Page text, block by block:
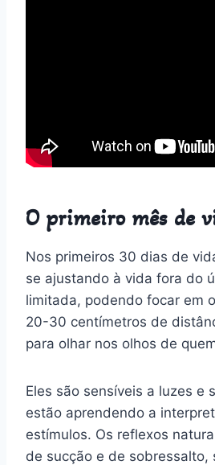
O primeiro mês de
Nos primeiros 30 dias de
se ajustando à vida fora do
limitada, podendo focar em
20-30 centímetros de
para olhar nos olhos de
Eles são sensíveis a luzes e
estão aprendendo a
estímulos. Os reflexos
de sucção e de sobressalto,